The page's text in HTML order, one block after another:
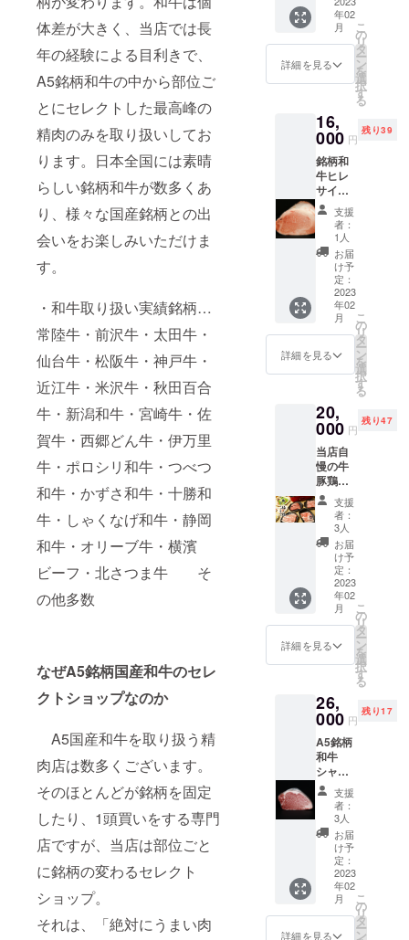
体差が大きく、当店では長
年の経験による目利きで、
A5銘柄和牛の中から部位ご
とにセレクトした最高峰の
精肉のみを取り扱いしてお
ります。日本全国には素晴
らしい銘柄和牛が数多くあ
り、様々な国産銘柄との出
会いをお楽しみいただけま
す。
・和牛取り扱い実績銘柄…
常陸牛・前沢牛・太田牛・
仙台牛・松阪牛・神戸牛・
近江牛・米沢牛・秋田百合
牛・新潟和牛・宮崎牛・佐
賀牛・西郷どん牛・伊万里
牛・ポロシリ和牛・つべつ
和牛・かずさ和牛・十勝和
牛・しゃくなげ和牛・静岡
和牛・オリーブ牛・横濱
ビーフ・北さつま牛 そ
の他多数
なぜA5銘柄国産和牛のセレ
クトショップなのか
A5国産和牛を取り扱う精
肉店は数多くございます。
そのほとんどが銘柄を固定
したり、1頭買いをする専門
店ですが、当店は部位ごと
に銘柄の変わるセレクト
ショップ。
それは、「絶対にうまい肉
品開封
前には
必ずお
届けの
リター
ンに貼
たラベ
ルや注
意書き
をご確
認くだ
さい。
＊精肉
は発送
日当日
に加工
し、経
木にお
つつみ
しま
す。ク
ロネコ
ヤマト
のクー
蔵】に
て発送
いたし
ます。
賞味期
限は加
工日を
含めて
３日で
す。到
着後す
ぐにお
召し上
がりに
なれな
い場合
は冷凍
だけ早
くお召
りくだ
さい。
＊受取
可能日
を第3希
望まで
備考欄
にご記
入くだ
さい。
限約30
日、で
きるだ
け早く
お召し
上がり
い。再
冷凍は
おすす
めして
おりま
せ
ん。
焼肉の
タレ：
原材料
及び添
加物等
の食品
表示は
お届け
商品の
ラベル
に表記
されま
品開封
前には
必ずお
届けの
リター
ンに貼
付され
たラベ
ルや注
意書き
をご確
認くだ
さい。
＊精肉
は発送
日当日
に加工
し、経
しま
す。ク
ロネコ
ヤマト
のクー
ル宅急
便【冷
蔵】に
て発送
いたし
ます。
賞味期
限は加
工日を
含めて
３日で
す。到
わりし
た1本
精肉：
日本、
冷蔵(10
賞味期
限3日、
冷凍
(-15度
以下)賞
味期限
約30
日、で
きるだ
け早く
お召し
上がり
くださ
い。再
冷凍は
おすす
めして
おりま
せ
すきや
きわり
した：
原材料
及び添
加物等
の食品
表示は
お届け
商品の
ラベル
に表記
されま
す。商
品開封
前には
必ずお
届けの
リター
付され
たラベ
ルや注
意書き
をご確
認くだ
さい。
＊精肉
は発送
日当日
に加工
し、経
木にお
つつみ
しま
す。ク
ロネコ
ンライ
ショッ
プでR5
年3月末
10%OF
Fクーポ
ンつ
き。 ＜
セット
内容＞
A5銘柄
和牛内
もも
（霜降
り）
400g 黒
毛和牛
タン
（タン
元～タ
ン中）
酢 1本
精肉：
日本、
冷蔵(10
度以下)
賞味期
限3日、
冷凍
(-15度
以下)賞
味期限
約30
日、で
きるだ
け早く
お召し
冷凍は
おすす
めして
おりま
せ
ん。
ポン
酢：原
材料及
び添加
物等の
食品表
示はお
届け商
品のラ
年02
月
詳細を見る
こ
の
リ
タ
ー
ン
を
選
択
す
る
16,
000 円
残り39
銘柄和
牛ヒレ
サイコ
ロス
テーキ
500ｇと
感謝の
メー
ル。オ
ンライ
ショッ
プでR5
年3月末
まで使
Fクーポ
ン。サ
イコロ
ステー
キの焼
き方レ
シピつ
き。 ヒ
レ肉を
サイコ
ロス
テーキ
用に
カット
してお
届けい
たしま
精肉：
原産国
冷蔵(10
度以下)
賞味期
限3日、
冷凍
(-15度
以下)賞
味期限
約30
日、で
きるだ
け早く
お召し
上がり
支援
者：
1人
お届
け予
定：
2023
年02
月
詳細を見る
こ
の
リ
タ
ー
ン
を
選
択
す
る
20,
000 円
残り47
当店自
慢の牛
豚鶏焼
肉セッ
ト1㎏と
感謝の
メール
オンラ
イン
ショッ
プでR5
年3月末
まで使
える
10%OF
Fクーポ
セット
内容＞
１kg
５～６
人前 A5
銘柄和
牛の肩
ロース
芯、内
もも、
ラン
プ、イ
チボの
いずれ
か3種
（各150
ｇ）深
支援
者：
3人
お届
け予
定：
2023
年02
月
詳細を見る
こ
の
リ
タ
ー
ン
を
選
択
す
る
26,
000 円
残り17
A5銘柄
和牛
シャ
トーブ
リアン
２５０
ｇ×２枚
と感謝
のメー
ル。オ
ンライ
ショッ
プでR5
支援
者：
3人
お届
け予
定：
2023
年02
月
詳細を見る
こ
の
リ
タ
ー
ン